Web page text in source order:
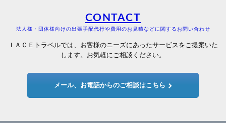
CONTACT
法人様・団体様向けの出張手配代行や費用のお見積などに関するお問い合わせ
ＩＡＣＥトラベルでは、お客様のニーズにあったサービスをご提案いた
します。お気軽にご相談ください。
メール、お電話からのご相談はこちら